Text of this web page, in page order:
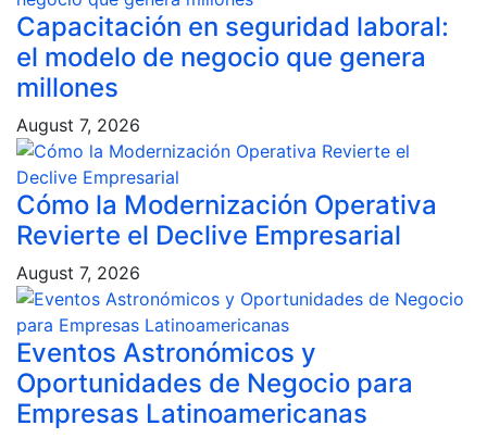
Capacitación en seguridad laboral:
el modelo de negocio que genera
millones
August 7, 2026
Cómo la Modernización Operativa
Revierte el Declive Empresarial
August 7, 2026
Eventos Astronómicos y
Oportunidades de Negocio para
Empresas Latinoamericanas